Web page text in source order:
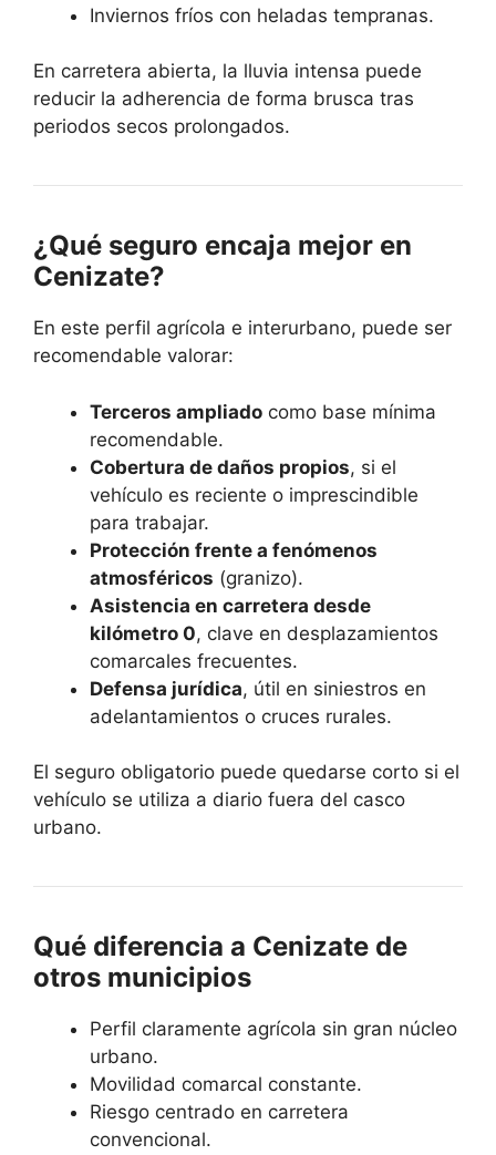
Inviernos fríos con heladas tempranas.
En carretera abierta, la lluvia intensa puede
reducir la adherencia de forma brusca tras
periodos secos prolongados.
¿Qué seguro encaja mejor en
Cenizate?
En este perfil agrícola e interurbano, puede ser
recomendable valorar:
Terceros ampliado como base mínima
recomendable.
Cobertura de daños propios, si el
vehículo es reciente o imprescindible
para trabajar.
Protección frente a fenómenos
atmosféricos (granizo).
Asistencia en carretera desde
kilómetro 0, clave en desplazamientos
comarcales frecuentes.
Defensa jurídica, útil en siniestros en
adelantamientos o cruces rurales.
El seguro obligatorio puede quedarse corto si el
vehículo se utiliza a diario fuera del casco
urbano.
Qué diferencia a Cenizate de
otros municipios
Perfil claramente agrícola sin gran núcleo
urbano.
Movilidad comarcal constante.
Riesgo centrado en carretera
convencional.